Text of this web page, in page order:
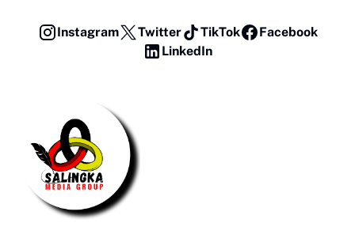
Instagram Twitter TikTok
Facebook
LinkedIn